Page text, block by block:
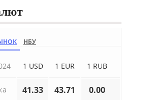
НБУ
1 USD 1 EUR 1 RUB
41.33 43.71 0.00